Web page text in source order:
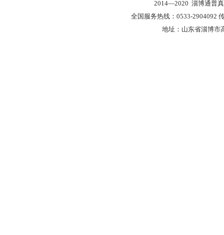
2014—2020 淄博通普
全国服务热线：0533-2904092
地址：山东省淄博市